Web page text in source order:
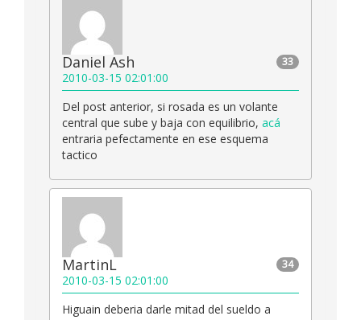
33
Daniel Ash
2010-03-15 02:01:00
Del post anterior, si rosada es un volante
central que sube y baja con equilibrio, acá
entraria pefectamente en ese esquema
tactico
34
MartinL
2010-03-15 02:01:00
Higuain deberia darle mitad del sueldo a